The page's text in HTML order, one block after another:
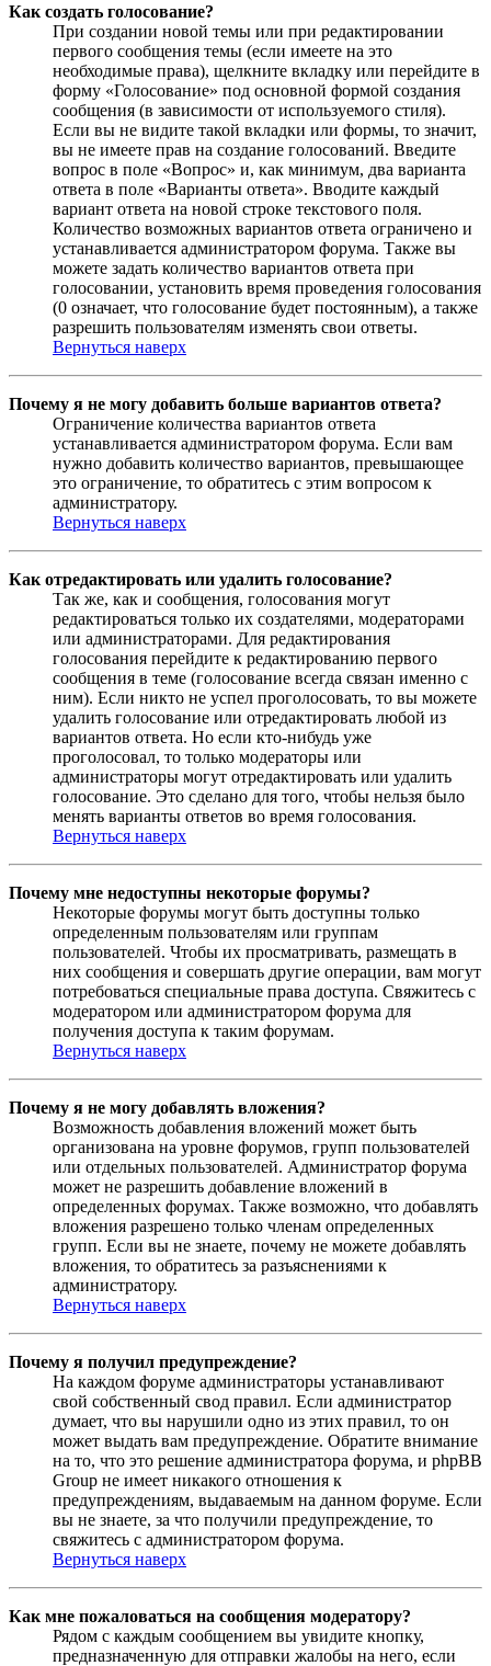
Как создать голосование?
При создании новой темы или при редактировании
первого сообщения темы (если имеете на это
необходимые права), щелкните вкладку или перейдите в
форму «Голосование» под основной формой создания
сообщения (в зависимости от используемого стиля).
Если вы не видите такой вкладки или формы, то значит,
вы не имеете прав на создание голосований. Введите
вопрос в поле «Вопрос» и, как минимум, два варианта
ответа в поле «Варианты ответа». Вводите каждый
вариант ответа на новой строке текстового поля.
Количество возможных вариантов ответа ограничено и
устанавливается администратором форума. Также вы
можете задать количество вариантов ответа при
голосовании, установить время проведения голосования
(0 означает, что голосование будет постоянным), а также
разрешить пользователям изменять свои ответы.
Вернуться наверх
Почему я не могу добавить больше вариантов ответа?
Ограничение количества вариантов ответа
устанавливается администратором форума. Если вам
нужно добавить количество вариантов, превышающее
это ограничение, то обратитесь с этим вопросом к
администратору.
Вернуться наверх
Как отредактировать или удалить голосование?
Так же, как и сообщения, голосования могут
редактироваться только их создателями, модераторами
или администраторами. Для редактирования
голосования перейдите к редактированию первого
сообщения в теме (голосование всегда связан именно с
ним). Если никто не успел проголосовать, то вы можете
удалить голосование или отредактировать любой из
вариантов ответа. Но если кто-нибудь уже
проголосовал, то только модераторы или
администраторы могут отредактировать или удалить
голосование. Это сделано для того, чтобы нельзя было
менять варианты ответов во время голосования.
Вернуться наверх
Почему мне недоступны некоторые форумы?
Некоторые форумы могут быть доступны только
определенным пользователям или группам
пользователей. Чтобы их просматривать, размещать в
них сообщения и совершать другие операции, вам могут
потребоваться специальные права доступа. Свяжитесь с
модератором или администратором форума для
получения доступа к таким форумам.
Вернуться наверх
Почему я не могу добавлять вложения?
Возможность добавления вложений может быть
организована на уровне форумов, групп пользователей
или отдельных пользователей. Администратор форума
может не разрешить добавление вложений в
определенных форумах. Также возможно, что добавлять
вложения разрешено только членам определенных
групп. Если вы не знаете, почему не можете добавлять
вложения, то обратитесь за разъяснениями к
администратору.
Вернуться наверх
Почему я получил предупреждение?
На каждом форуме администраторы устанавливают
свой собственный свод правил. Если администратор
думает, что вы нарушили одно из этих правил, то он
может выдать вам предупреждение. Обратите внимание
на то, что это решение администратора форума, и phpBB
Group не имеет никакого отношения к
предупреждениям, выдаваемым на данном форуме. Если
вы не знаете, за что получили предупреждение, то
свяжитесь с администратором форума.
Вернуться наверх
Как мне пожаловаться на сообщения модератору?
Рядом с каждым сообщением вы увидите кнопку,
предназначенную для отправки жалобы на него, если